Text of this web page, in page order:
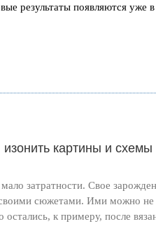
результаты появляются уже
картины и схемы
затратности. Свое
сюжетами. Ими можно не
к примеру, после